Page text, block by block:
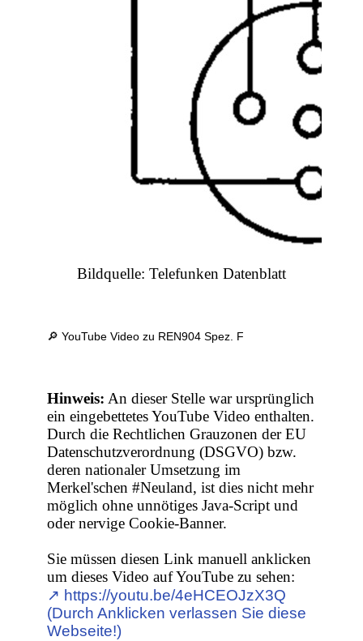
Bildquelle: Telefunken Datenblatt
🔎 YouTube Video zu REN904 Spez. F
Hinweis: An dieser Stelle war ursprünglich
ein eingebettetes YouTube Video enthalten.
Durch die Rechtlichen Grauzonen der EU
Datenschutzverordnung (DSGVO) bzw.
deren nationaler Umsetzung im
Merkel'schen #Neuland, ist dies nicht mehr
möglich ohne unnötiges Java-Script und
oder nervige Cookie-Banner.
Sie müssen diesen Link manuell anklicken
um dieses Video auf YouTube zu sehen:
↗︎ https://youtu.be/4eHCEOJzX3Q
(Durch Anklicken verlassen Sie diese
Webseite!)